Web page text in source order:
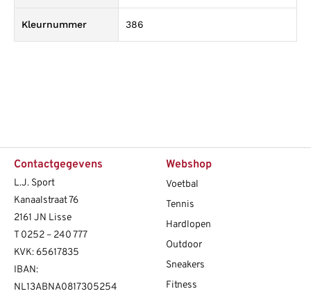
Kleurnummer 386
Contactgegevens
L.J. Sport
Kanaalstraat 76
2161 JN Lisse
T 0252 – 240 777
KVK: 65617835
IBAN:
NL13ABNA0817305254
Webshop
Voetbal
Tennis
Hardlopen
Outdoor
Sneakers
Fitness